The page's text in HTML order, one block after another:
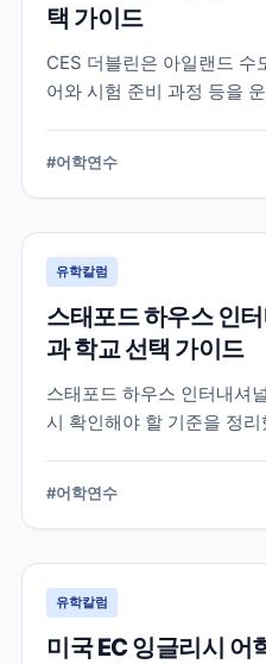
택 가이드
CES 더블린은 아일랜드 수
어와 시험 준비 과정 등을
#어학연수
유학칼럼
스태포드 하우스 인
과 학교 선택 가이드
스태포드 하우스 인터내셔
시 확인해야 할 기준을 정
#어학연수
유학칼럼
미국 EC 잉글리시 어